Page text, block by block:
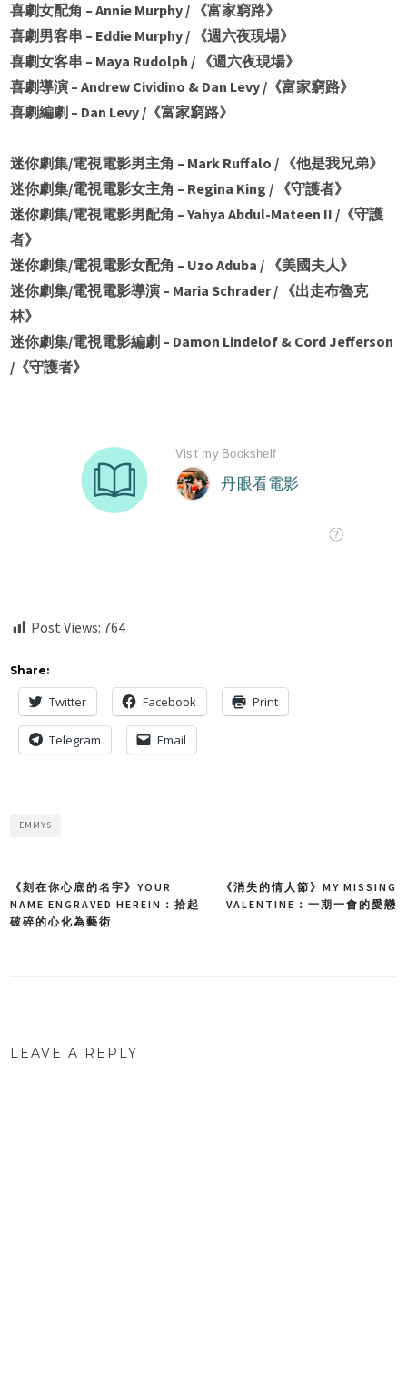
喜劇女配角 – Annie Murphy / 《富家窮路》
喜劇男客串 – Eddie Murphy / 《週六夜現場》
喜劇女客串 – Maya Rudolph / 《週六夜現場》
喜劇導演 – Andrew Cividino & Dan Levy /《富家窮路》
喜劇編劇 – Dan Levy /《富家窮路》
迷你劇集/電視電影男主角 – Mark Ruffalo / 《他是我兄弟》
迷你劇集/電視電影女主角 – Regina King / 《守護者》
迷你劇集/電視電影男配角 – Yahya Abdul-Mateen II /《守護
者》
迷你劇集/電視電影女配角 – Uzo Aduba / 《美國夫人》
迷你劇集/電視電影導演 – Maria Schrader / 《出走布魯克
林》
迷你劇集/電視電影編劇 – Damon Lindelof & Cord Jefferson
/《守護者》
Post Views: 764
Share:
Twitter Facebook Print
Telegram Email
EMMYS
Post
navigation
《消失的情人節》MY MISSING
VALENTINE：一期一會的愛戀
《刻在你心底的名字》YOUR
NAME ENGRAVED HEREIN：拾起
破碎的心化為藝術
LEAVE A REPLY